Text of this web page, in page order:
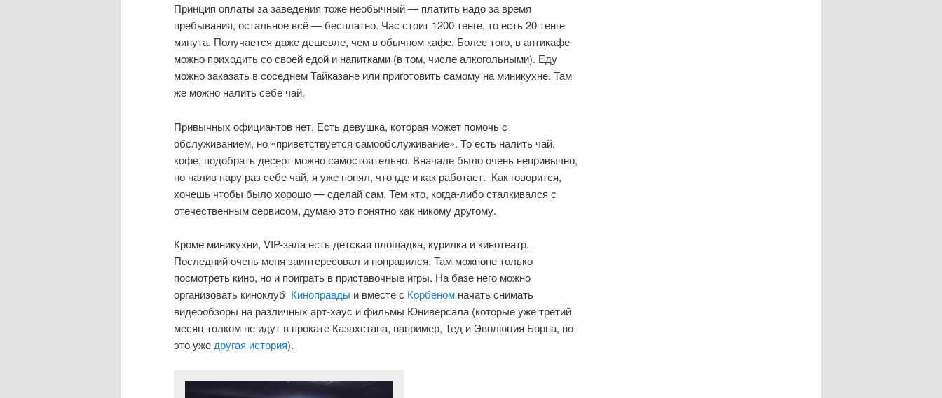
Принцип оплаты за заведения тоже необычный — платить надо за время
пребывания, остальное всё — бесплатно. Час стоит 1200 тенге, то есть 20 тенге
минута. Получается даже дешевле, чем в обычном кафе. Более того, в антикафе
можно приходить со своей едой и напитками (в том, числе алкогольными). Еду
можно заказать в соседнем Тайказане или приготовить самому на миникухне. Там
же можно налить себе чай.
Привычных официантов нет. Есть девушка, которая может помочь с
обслуживанием, но «приветствуется самообслуживание». То есть налить чай,
кофе, подобрать десерт можно самостоятельно. Вначале было очень непривычно,
но налив пару раз себе чай, я уже понял, что где и как работает. Как говорится,
хочешь чтобы было хорошо — сделай сам. Тем кто, когда-либо сталкивался с
отечественным сервисом, думаю это понятно как никому другому.
Кроме миникухни, VIP-зала есть детская площадка, курилка и кинотеатр.
Последний очень меня заинтересовал и понравился. Там можноне только
посмотреть кино, но и поиграть в приставочные игры. На базе него можно
организовать киноклуб Киноправды и вместе с Корбеном начать снимать
видеообзоры на различных арт-хаус и фильмы Юниверсала (которые уже третий
месяц толком не идут в прокате Казахстана, например, Тед и Эволюция Борна, но
это уже другая история).